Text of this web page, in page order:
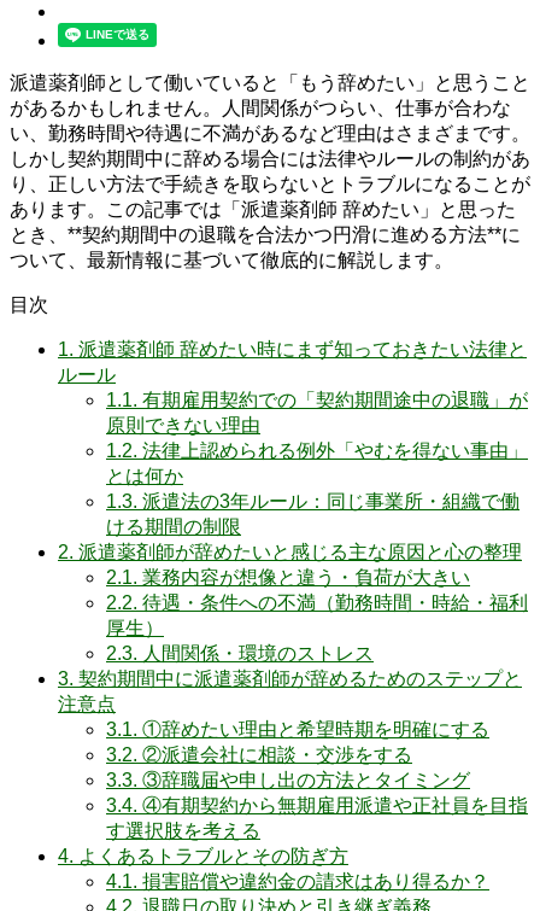
派遣薬剤師として働いていると「もう辞めたい」と思うこと
があるかもしれません。人間関係がつらい、仕事が合わな
い、勤務時間や待遇に不満があるなど理由はさまざまです。
しかし契約期間中に辞める場合には法律やルールの制約があ
り、正しい方法で手続きを取らないとトラブルになることが
あります。この記事では「派遣薬剤師 辞めたい」と思った
とき、**契約期間中の退職を合法かつ円滑に進める方法**に
ついて、最新情報に基づいて徹底的に解説します。
目次
1. 派遣薬剤師 辞めたい時にまず知っておきたい法律と
ルール
1.1. 有期雇用契約での「契約期間途中の退職」が
原則できない理由
1.2. 法律上認められる例外「やむを得ない事由」
とは何か
1.3. 派遣法の3年ルール：同じ事業所・組織で働
ける期間の制限
2. 派遣薬剤師が辞めたいと感じる主な原因と心の整理
2.1. 業務内容が想像と違う・負荷が大きい
2.2. 待遇・条件への不満（勤務時間・時給・福利
厚生）
2.3. 人間関係・環境のストレス
3. 契約期間中に派遣薬剤師が辞めるためのステップと
注意点
3.1. ①辞めたい理由と希望時期を明確にする
3.2. ②派遣会社に相談・交渉をする
3.3. ③辞職届や申し出の方法とタイミング
3.4. ④有期契約から無期雇用派遣や正社員を目指
す選択肢を考える
4. よくあるトラブルとその防ぎ方
4.1. 損害賠償や違約金の請求はあり得るか？